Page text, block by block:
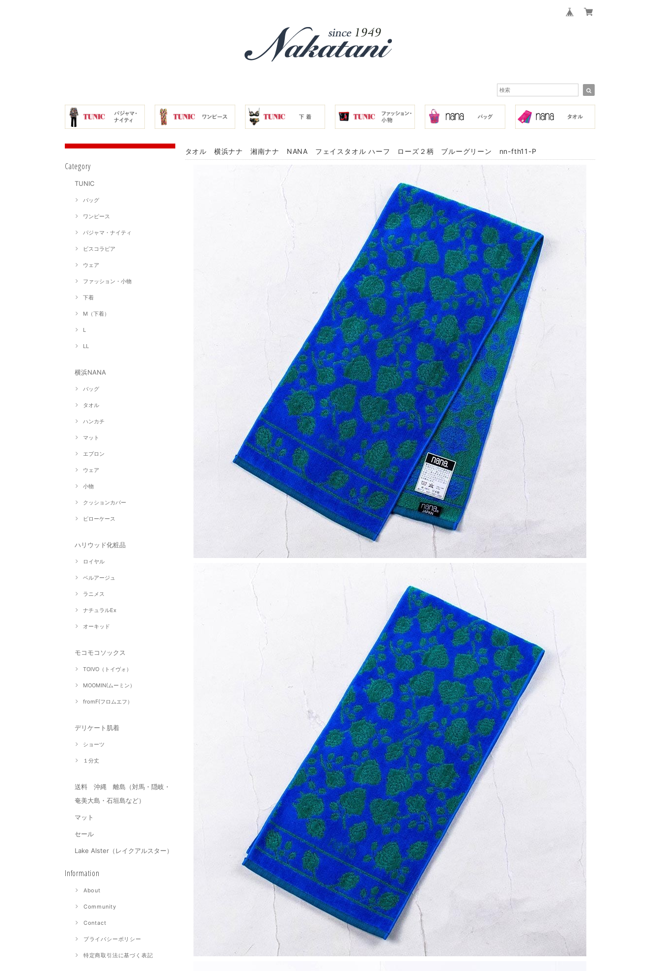
Category
TUNIC
バッグ
ワンピース
パジャマ・ナイティ
ビスコラピア
ウェア
ファッション・小物
下着
M（下着）
L
LL
横浜NANA
バッグ
タオル
ハンカチ
マット
エプロン
ウェア
小物
クッションカバー
ピローケース
ハリウッド化粧品
ロイヤル
ベルアージュ
ラニメス
ナチュラルEx
オーキッド
モコモコソックス
TOIVO（トイヴォ）
MOOMIN(ムーミン）
fromF(フロムエフ）
デリケート肌着
ショーツ
１分丈
送料 沖縄 離島（対馬・隠岐・
奄美大島・石垣島など）
マット
セール
Lake Alster（レイクアルスター）
Information
About
Community
Contact
プライバシーポリシー
特定商取引法に基づく表記
タオル 横浜ナナ 湘南ナナ NANA フェイスタオル ハーフ ローズ２柄 ブルーグリーン nn-fth11-P